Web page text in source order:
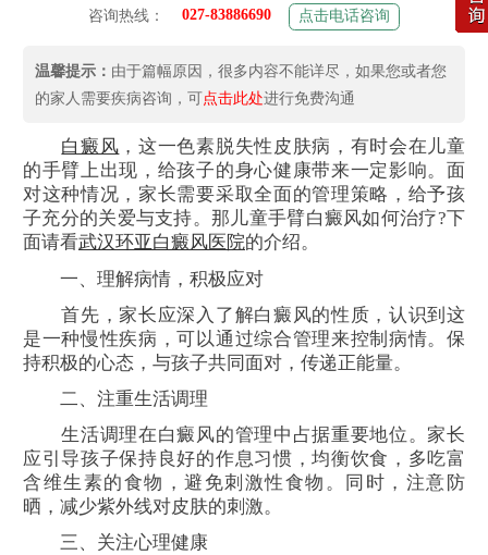
咨询热线： 027-83886690 点击电话咨询
温馨提示： 由于篇幅原因，很多内容不能详尽，如果您或者您
的家人需要疾病咨询，可点击此处进行免费沟通
白癜风 ，这一色素脱失性皮肤病，有时会在儿童
的手臂上出现，给孩子的身心健康带来一定影响。面
对这种情况，家长需要采取全面的管理策略，给予孩
子充分的关爱与支持。那儿童手臂白癜风如何治疗?下
面请看武汉环亚白癜风医院的介绍。
一、理解病情，积极应对
首先，家长应深入了解白癜风的性质，认识到这
是一种慢性疾病，可以通过综合管理来控制病情。保
持积极的心态，与孩子共同面对，传递正能量。
二、注重生活调理
生活调理在白癜风的管理中占据重要地位。家长
应引导孩子保持良好的作息习惯，均衡饮食，多吃富
含维生素的食物，避免刺激性食物。同时，注意防
晒，减少紫外线对皮肤的刺激。
三、关注心理健康